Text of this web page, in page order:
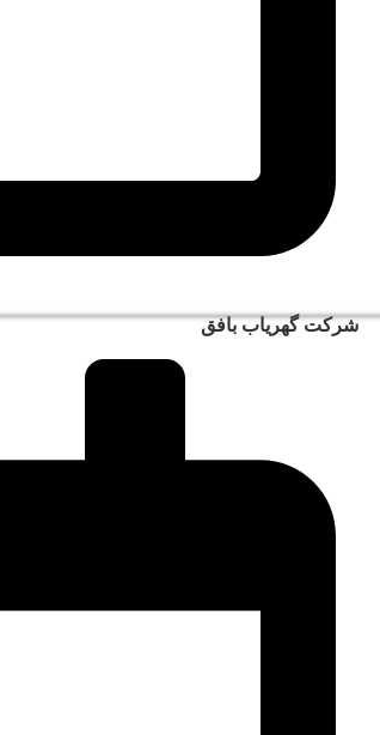
شرکت گهریاب بافق